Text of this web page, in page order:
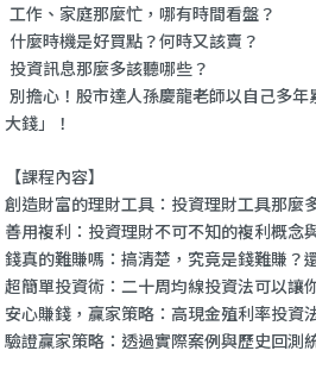
工作、家庭那麼忙，哪有時間看盤？
什麼時機是好買點 ？何時又該賣 ？
投資訊息那麼多該聽哪些 ？
別擔心！股市達人孫慶龍老師以自己多
大錢」！
【課程內容】
創造財富的理財工具：投資理財工具那麼
善用複利：投資理財不可不知的複利概念
錢真的難賺嗎：搞清楚，究竟是錢難賺？
超簡單投資術：二十周均線投資法可以讓
安心賺錢，贏家策略：高現金殖利率投資
驗證贏家策略：透過實際案例與歷史回測